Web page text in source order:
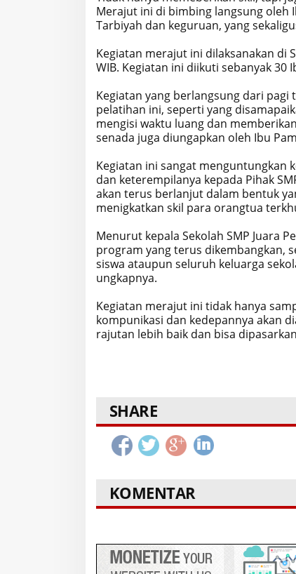
Merajut ini di bimbing langsung oleh
Tarbiyah dan keguruan, yang
Kegiatan merajut ini dilaksanakan di
WIB. Kegiatan ini diikuti sebanyak
Kegiatan yang berlangsung dari
pelatihan ini, seperti yang
mengisi waktu luang dan
senada juga diungapkan oleh Ibu
Kegiatan ini sangat menguntungkan
dan keterempilanya kepada Pihak
akan terus berlanjut dalam bentuk
menigkatkan skil para orangtua
Menurut kepala Sekolah SMP Juara
program yang terus dikembangkan,
siswa ataupun seluruh keluarga
ungkapnya.
Kegiatan merajut ini tidak hanya
kompunikasi dan kedepannya akan
rajutan lebih baik dan bisa
SHARE
KOMENTAR